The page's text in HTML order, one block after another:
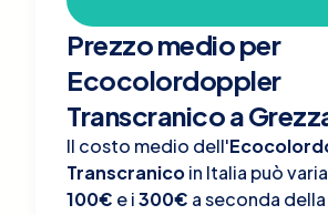
Prezzo medio per
Ecocolordoppler
Transcranico a
Il costo medio dell'
Transcranicoin Italia può
100€ e i300€ a seconda